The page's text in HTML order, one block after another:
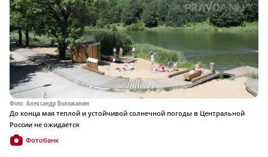
Фото: Александр Воложанин
До конца мая теплой и устойчивой солнечной погоды в Центральной
России не ожидается
Фотобанк